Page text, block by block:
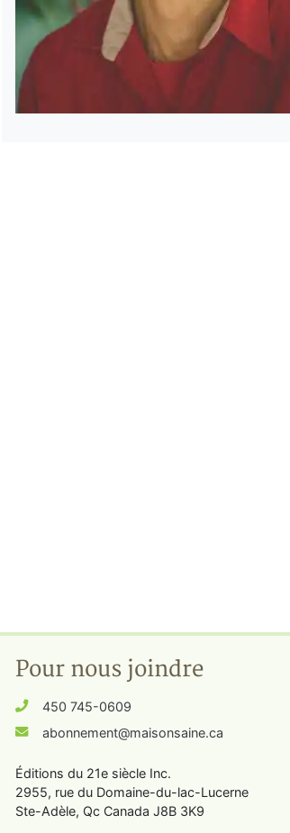
Pour nous joindre
450 745-0609
abonnement@maisonsaine.ca
Éditions du 21e siècle Inc.
2955, rue du Domaine-du-lac-Lucerne
Ste-Adèle, Qc Canada J8B 3K9